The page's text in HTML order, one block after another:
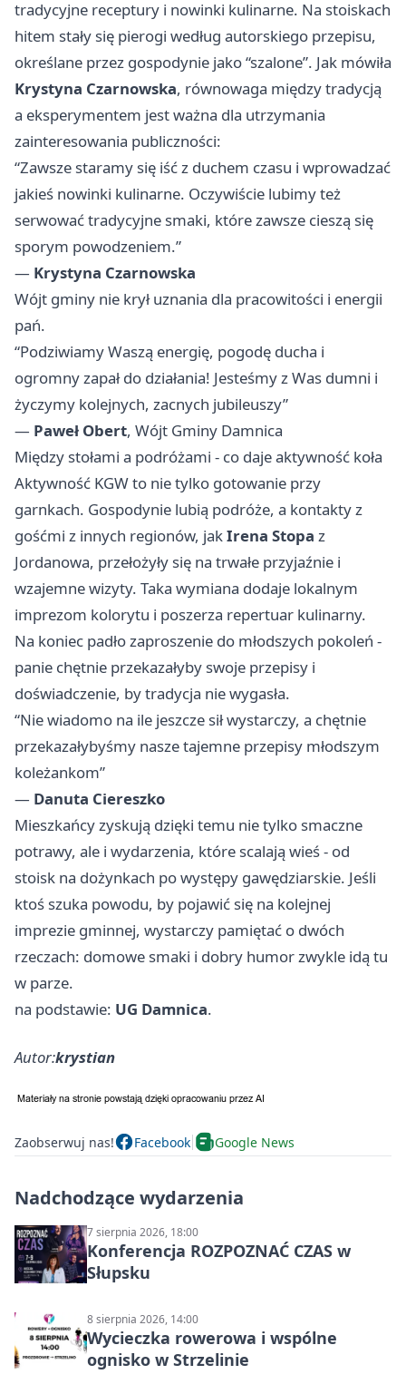
tradycyjne receptury i nowinki kulinarne. Na stoiskach
hitem stały się pierogi według autorskiego przepisu,
określane przez gospodynie jako “szalone”. Jak mówiła
Krystyna Czarnowska, równowaga między tradycją
a eksperymentem jest ważna dla utrzymania
zainteresowania publiczności:
“Zawsze staramy się iść z duchem czasu i wprowadzać
jakieś nowinki kulinarne. Oczywiście lubimy też
serwować tradycyjne smaki, które zawsze cieszą się
sporym powodzeniem.”
— Krystyna Czarnowska
Wójt gminy nie krył uznania dla pracowitości i energii
pań.
“Podziwiamy Waszą energię, pogodę ducha i
ogromny zapał do działania! Jesteśmy z Was dumni i
życzymy kolejnych, zacnych jubileuszy”
— Paweł Obert, Wójt Gminy Damnica
Między stołami a podróżami - co daje aktywność koła
Aktywność KGW to nie tylko gotowanie przy
garnkach. Gospodynie lubią podróże, a kontakty z
gośćmi z innych regionów, jakIrena Stopa z
Jordanowa, przełożyły się na trwałe przyjaźnie i
wzajemne wizyty. Taka wymiana dodaje lokalnym
imprezom kolorytu i poszerza repertuar kulinarny.
Na koniec padło zaproszenie do młodszych pokoleń -
panie chętnie przekazałyby swoje przepisy i
doświadczenie, by tradycja nie wygasła.
“Nie wiadomo na ile jeszcze sił wystarczy, a chętnie
przekazałybyśmy nasze tajemne przepisy młodszym
koleżankom”
— Danuta Ciereszko
Mieszkańcy zyskują dzięki temu nie tylko smaczne
potrawy, ale i wydarzenia, które scalają wieś - od
stoisk na dożynkach po występy gawędziarskie. Jeśli
ktoś szuka powodu, by pojawić się na kolejnej
imprezie gminnej, wystarczy pamiętać o dwóch
rzeczach: domowe smaki i dobry humor zwykle idą tu
w parze.
na podstawie: UG Damnica.
Autor:krystian
Zaobserwuj nas! Facebook Google News
Nadchodzące wydarzenia
7 sierpnia 2026, 18:00
Konferencja ROZPOZNAĆ CZAS w
Słupsku
8 sierpnia 2026, 14:00
Wycieczka rowerowa i wspólne
ognisko w Strzelinie